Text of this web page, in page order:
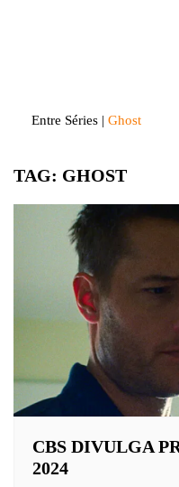
Entre Séries | Ghost
TAG: GHOST
CBS DIVULGA
2024